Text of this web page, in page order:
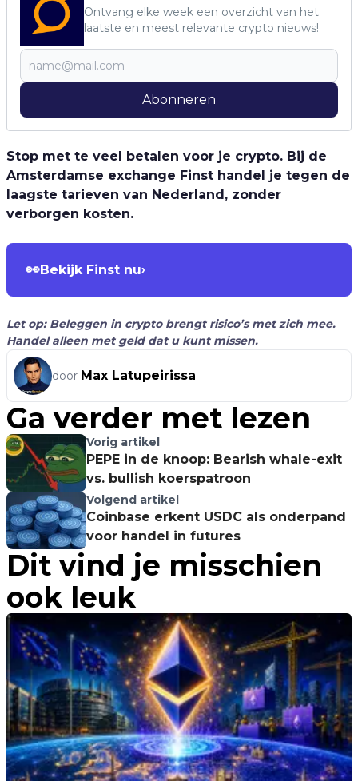
Ontvang elke week een overzicht van het
laatste en meest relevante crypto nieuws!
Abonneren
Stop met te veel betalen voor je crypto. Bij de
Amsterdamse exchange Finst handel je tegen de
laagste tarieven van Nederland, zonder
verborgen kosten.
👀Bekijk Finst nu›
Let op: Beleggen in crypto brengt risico’s met zich mee.
Handel alleen met geld dat u kunt missen.
door Max Latupeirissa
Ga verder met lezen
Vorig artikel
PEPE in de knoop: Bearish whale-exit
vs. bullish koerspatroon
Volgend artikel
Coinbase erkent USDC als onderpand
voor handel in futures
Dit vind je misschien
ook leuk